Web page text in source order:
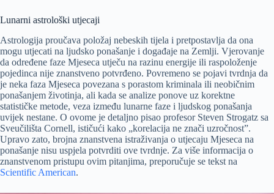
Lunarni astrološki utjecaji
Astrologija proučava položaj nebeskih tijela i pretpostavlja da ona
mogu utjecati na ljudsko ponašanje i događaje na Zemlji. Vjerovanje
da određene faze Mjeseca utječu na razinu energije ili raspoloženje
pojedinca nije znanstveno potvrđeno. Povremeno se pojavi tvrdnja da
je neka faza Mjeseca povezana s porastom kriminala ili neobičnim
ponašanjem životinja, ali kada se analize ponove uz korektne
statističke metode, veza između lunarne faze i ljudskog ponašanja
uvijek nestane. O ovome je detaljno pisao profesor Steven Strogatz sa
Sveučilišta Cornell, ističući kako „korelacija ne znači uzročnost”.
Upravo zato, brojna znanstvena istraživanja o utjecaju Mjeseca na
ponašanje nisu uspjela potvrditi ove tvrdnje. Za više informacija o
znanstvenom pristupu ovim pitanjima, preporučuje se tekst na
Scientific American.